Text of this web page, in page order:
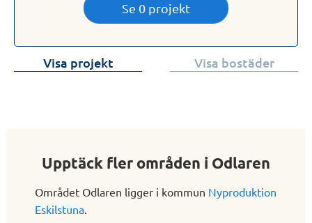
Se 0 projekt
Visa projekt Visa bostäder
Upptäck fler områden i Odlaren
Området Odlaren ligger i kommun Nyproduktion
Eskilstuna.